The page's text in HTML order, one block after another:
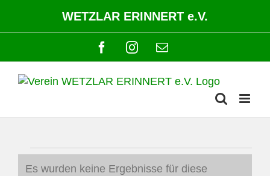
springen
WETZLAR ERINNERT e.V.
FacebookInstagram
E-
Mail
Veranstaltungen
Es wurden keine Ergebnisse für diese